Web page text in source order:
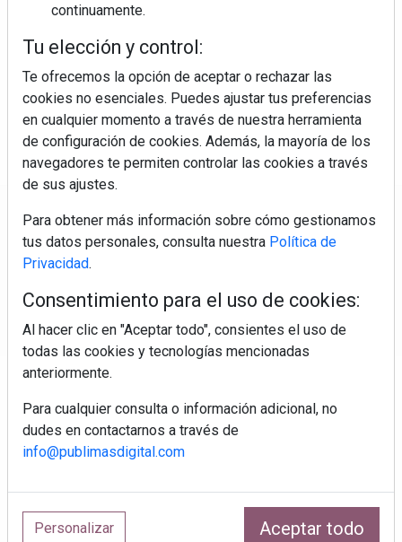
Colágeno, vitamina C y otros activos ¿son más
efectivos en la piel o en suplementos orales?
Regístrate y accede a contenidos
exclusivos
Estilos de vida que atrapan
Explora las últimas tendencias en salud, maternidad, viajes,
continuamente.
Tu elección y control:
Te ofrecemos la opción de aceptar o rechazar las
cookies no esenciales. Puedes ajustar tus preferencias
en cualquier momento a través de nuestra herramienta
de configuración de cookies. Además, la mayoría de los
navegadores te permiten controlar las cookies a través
de sus ajustes.
Para obtener más información sobre cómo gestionamos
tus datos personales, consulta nuestra Política de
Privacidad.
Consentimiento para el uso de cookies:
Al hacer clic en "Aceptar todo", consientes el uso de
todas las cookies y tecnologías mencionadas
anteriormente.
Para cualquier consulta o información adicional, no
dudes en contactarnos a través de
info@publimasdigital.com
Personalizar Aceptar todo